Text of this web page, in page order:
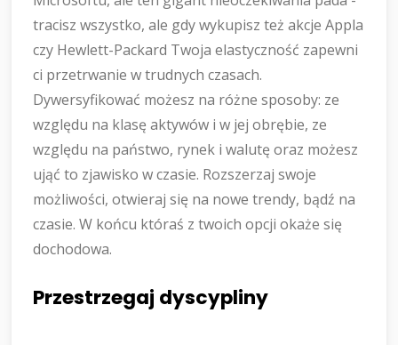
tracisz wszystko, ale gdy wykupisz też akcje Appla
czy Hewlett-Packard Twoja elastyczność zapewni
ci przetrwanie w trudnych czasach.
Dywersyfikować możesz na różne sposoby: ze
względu na klasę aktywów i w jej obrębie, ze
względu na państwo, rynek i walutę oraz możesz
ująć to zjawisko w czasie. Rozszerzaj swoje
możliwości, otwieraj się na nowe trendy, bądź na
czasie. W końcu któraś z twoich opcji okaże się
dochodowa.
Przestrzegaj dyscypliny